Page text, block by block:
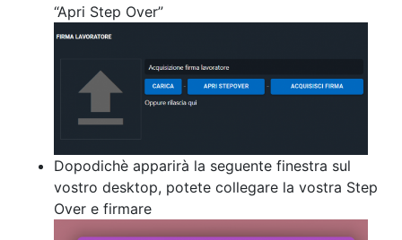
“Apri Step Over”
Dopodichè apparirà la seguente finestra sul
vostro desktop, potete collegare la vostra Step
Over e firmare